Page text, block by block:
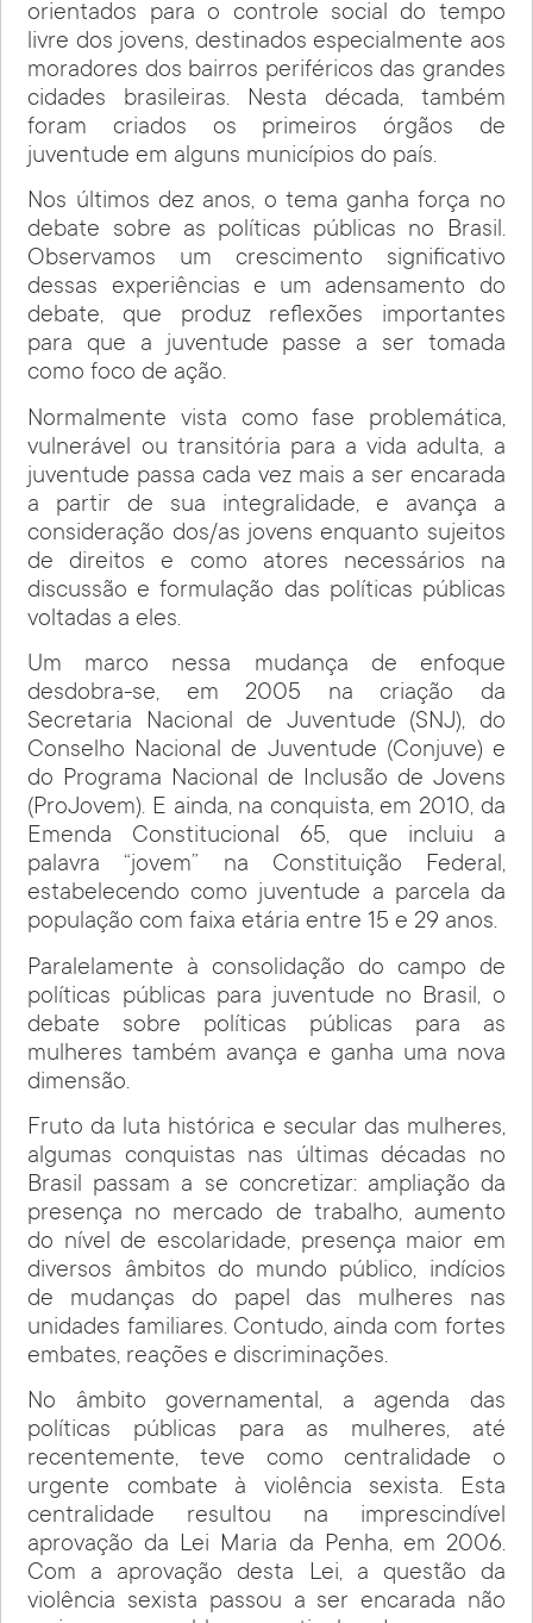
orientados para o controle social do tempo
livre dos jovens, destinados especialmente aos
moradores dos bairros periféricos das grandes
cidades brasileiras. Nesta década, também
foram criados os primeiros órgãos de
juventude em alguns municípios do país.
Nos últimos dez anos, o tema ganha força no
debate sobre as políticas públicas no Brasil.
Observamos um crescimento significativo
dessas experiências e um adensamento do
debate, que produz reflexões importantes
para que a juventude passe a ser tomada
como foco de ação.
Normalmente vista como fase problemática,
vulnerável ou transitória para a vida adulta, a
juventude passa cada vez mais a ser encarada
a partir de sua integralidade, e avança a
consideração dos/as jovens enquanto sujeitos
de direitos e como atores necessários na
discussão e formulação das políticas públicas
voltadas a eles.
Um marco nessa mudança de enfoque
desdobra-se, em 2005 na criação da
Secretaria Nacional de Juventude (SNJ), do
Conselho Nacional de Juventude (Conjuve) e
do Programa Nacional de Inclusão de Jovens
(ProJovem). E ainda, na conquista, em 2010, da
Emenda Constitucional 65, que incluiu a
palavra “jovem” na Constituição Federal,
estabelecendo como juventude a parcela da
população com faixa etária entre 15 e 29 anos.
Paralelamente à consolidação do campo de
políticas públicas para juventude no Brasil, o
debate sobre políticas públicas para as
mulheres também avança e ganha uma nova
dimensão.
Fruto da luta histórica e secular das mulheres,
algumas conquistas nas últimas décadas no
Brasil passam a se concretizar: ampliação da
presença no mercado de trabalho, aumento
do nível de escolaridade, presença maior em
diversos âmbitos do mundo público, indícios
de mudanças do papel das mulheres nas
unidades familiares. Contudo, ainda com fortes
embates, reações e discriminações.
No âmbito governamental, a agenda das
políticas públicas para as mulheres, até
recentemente, teve como centralidade o
urgente combate à violência sexista. Esta
centralidade resultou na imprescindível
aprovação da Lei Maria da Penha, em 2006.
Com a aprovação desta Lei, a questão da
violência sexista passou a ser encarada não